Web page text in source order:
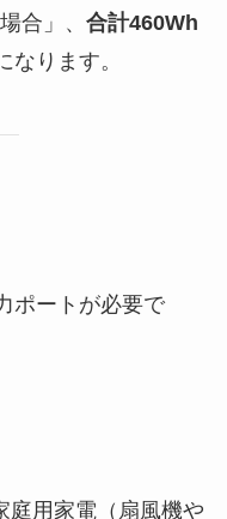
合」、 合計460Wh
ります。
ポートが必要で
庭用家電（扇風機や